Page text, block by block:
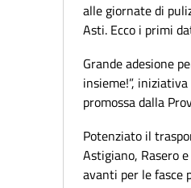
alle giornate di
Asti. Ecco i primi
Grande adesione
insieme!”,
promossa dalla
Potenziato il
Astigiano, Rasero
avanti per le fasce